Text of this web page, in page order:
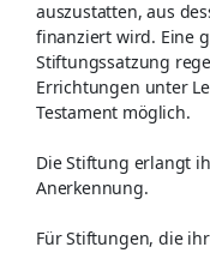
auszustatten, aus
finanziert wird. Eine
Stiftungssatzung
Errichtungen unter
Testament möglich.
Die Stiftung erlangt
Anerkennung.
Für Stiftungen, die